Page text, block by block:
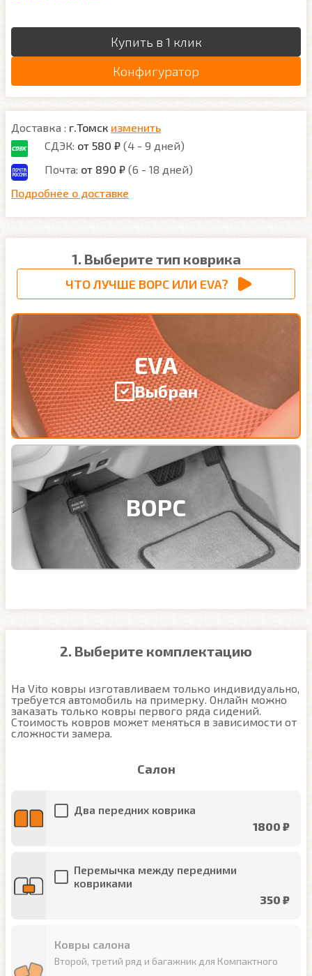
Купить в 1 клик
Конфигуратор
Доставка : г.Томск изменить
СДЭК: от 580 ₽ (4 - 9 дней)
Почта: от 890 ₽ (6 - 18 дней)
Подробнее о доставке
1. Выберите тип коврика
ЧТО ЛУЧШЕ ВОРС ИЛИ EVA?
EVA
Выбран
ВОРС
2. Выберите комплектацию
На Vito ковры изготавливаем только индивидуально,
требуется автомобиль на примерку. Онлайн можно
заказать только ковры первого ряда сидений.
Стоимость ковров может меняться в зависимости от
Салон
Два передних коврика
1800 ₽
Перемычка между передними
ковриками
350 ₽
Ковры салона
Второй, третий ряд и багажник для Компактного